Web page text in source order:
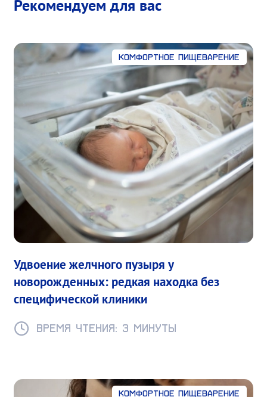
Рекомендуем для вас
Комфортное пищеварение
Удвоение желчного пузыря у
новорожденных: редкая находка без
специфической клиники
Время чтения: 3 минуты
Комфортное пищеварение